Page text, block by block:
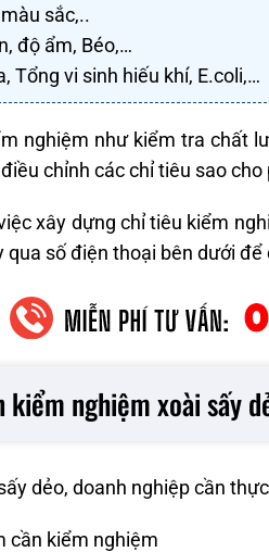
sắc,..
độ ẩm, Béo,…
Tổng vi sinh hiếu khí, E.coli,…
nghiệm như kiểm tra chất
chỉnh các chỉ tiêu sao
xây dựng chỉ tiêu kiểm
qua số điện thoại bên dưới
nghiệm xoài sấy
dẻo, doanh nghiệp cần
cần kiểm nghiệm